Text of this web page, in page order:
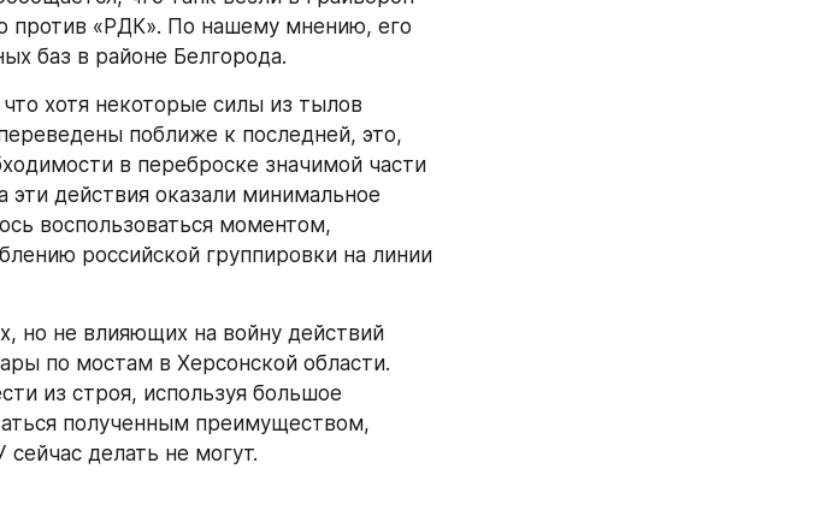
против «РДК». По нашему мнению, его
баз в районе Белгорода.
хотя некоторые силы из тылов
поближе к последней, это,
в переброске значимой части
действия оказали минимальное
воспользоваться моментом,
российской группировки на линии
но не влияющих на войну действий
по мостам в Херсонской области.
из строя, используя большое
полученным преимуществом,
делать не могут.